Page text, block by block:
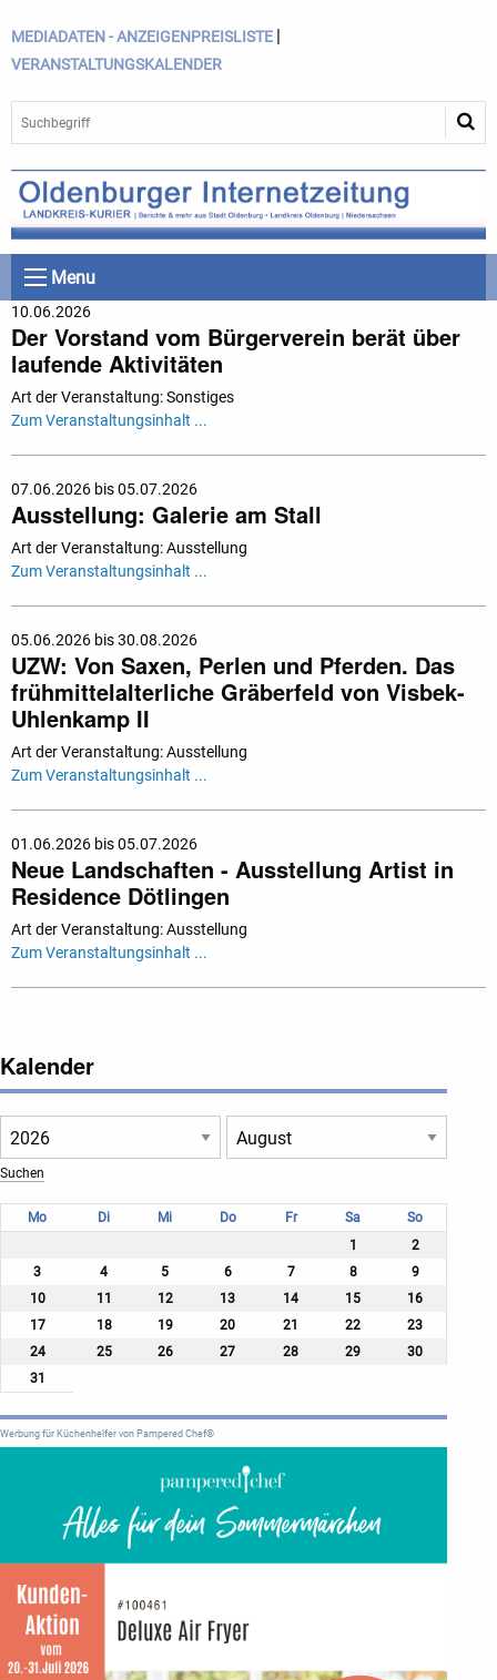
MEDIADATEN - ANZEIGENPREISLISTE |
VERANSTALTUNGSKALENDER
Menu
10.06.2026
Der Vorstand vom Bürgerverein berät über
laufende Aktivitäten
Art der Veranstaltung: Sonstiges
Zum Veranstaltungsinhalt ...
07.06.2026 bis 05.07.2026
Ausstellung: Galerie am Stall
Art der Veranstaltung: Ausstellung
Zum Veranstaltungsinhalt ...
05.06.2026 bis 30.08.2026
UZW: Von Saxen, Perlen und Pferden. Das
frühmittelalterliche Gräberfeld von Visbek-
Uhlenkamp II
Art der Veranstaltung: Ausstellung
Zum Veranstaltungsinhalt ...
01.06.2026 bis 05.07.2026
Neue Landschaften - Ausstellung Artist in
Residence Dötlingen
Art der Veranstaltung: Ausstellung
Zum Veranstaltungsinhalt ...
Kalender
Mo Di Mi Do Fr Sa
So
1
2
3
4 5 6 7 8
9
10
11 12 13 14 15
16
17
18 19 20 21 22
23
24
25 26 27 28 29
30
31
Werbung für Küchenhelfer von Pampered Chef®